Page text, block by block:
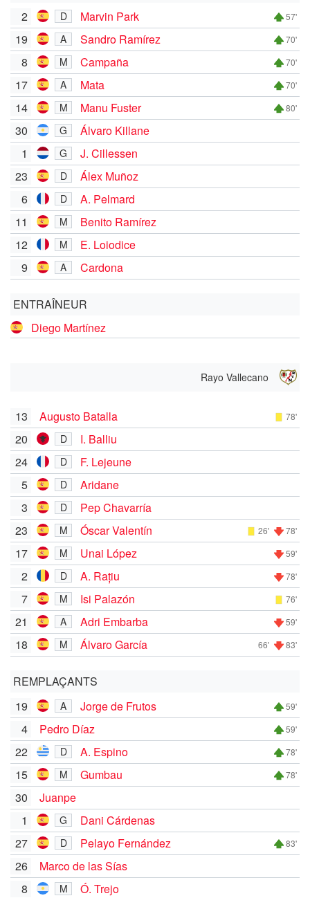
2
D Marvin Park 57'
19 A Sandro Ramírez 70'
8 M Campaña 70'
17 A Mata 70'
14 M Manu Fuster 80'
30 G
Álvaro Killane
1
G
J. Cillessen
23
D
Álex Muñoz
6
D
A. Pelmard
11
M
Benito Ramírez
12
M
E. Loiodice
9
A Cardona
ENTRAÎNEUR
Diego Martínez
Rayo Vallecano
13 Augusto Batalla 78'
20 D
I. Balliu
24
D
F. Lejeune
5
D
Aridane
3
D
Pep Chavarría
23
M Óscar Valentín 26' 78'
17 M Unai López 59'
2 D A. Rațiu 78'
7 M Isi Palazón 76'
21 A Adri Embarba 59'
18 M Álvaro García 66' 83'
REMPLAÇANTS
19
A Jorge de Frutos 59'
4 Pedro Díaz 59'
22 D A. Espino 78'
15 M Gumbau 78'
30
Juanpe
1
G
Dani Cárdenas
27
D Pelayo Fernández 83'
26
Marco de las Sías
8
M Ó. Trejo